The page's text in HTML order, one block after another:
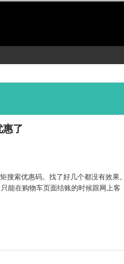
了
搜索优惠码。找了好几个都没有效果。
能在购物车页面结账的时候跟网上客